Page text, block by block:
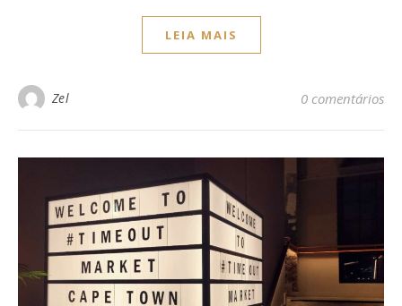
LEIA MAIS
Zel 0 comentários